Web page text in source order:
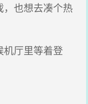
也想去凑个热
厅里等着登